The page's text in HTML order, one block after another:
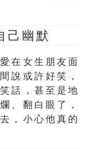
己幽默
在女生朋友面
說或許好笑，
話，甚至是地
、翻白眼了，
，小心他真的